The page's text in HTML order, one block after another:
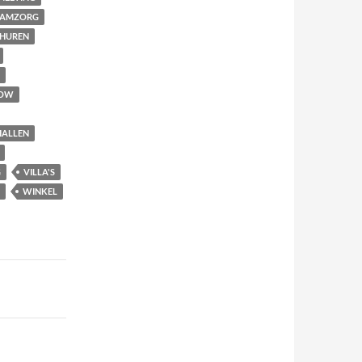
VILLA'S
WINKEL